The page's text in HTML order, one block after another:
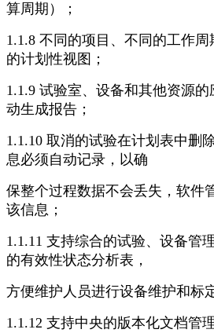
算周期）；
1.1.8 不同的项目、不同的工作
的计划性视图；
1.1.9 试验室、设备和其他资源
动生成报告；
1.1.10 取消的试验在计划表中删
息必须自动记录，以确
保整个过程数据不会丢失，软件
该信息；
1.1.11 支持综合的试验、设备管
的有效性状态分析表，
方便维护人员进行设备维护和标
1.1.12 支持中央的版本化文档管